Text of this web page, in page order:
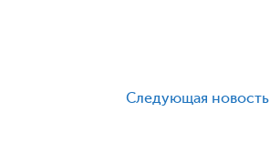
Следующая новость